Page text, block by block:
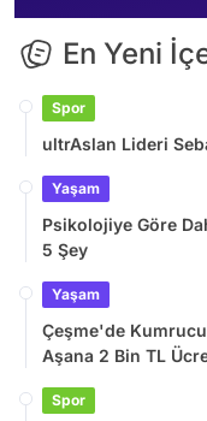
En Yeni
Spor
ultrAslan Lideri
Yaşam
Psikolojiye Göre
5 Şey
Yaşam
Çeşme'de
Aşana 2 Bin TL
Spor